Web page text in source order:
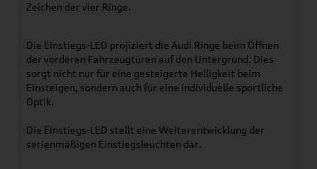
Zeichen der vier Ringe.
Die Einstiegs-LED projiziert die Audi Ringe beim Öffnen
der vorderen Fahrzeugtüren auf den Untergrund. Dies
sorgt nicht nur für eine gesteigerte Helligkeit beim
Einsteigen, sondern auch für eine individuelle sportliche
Optik.
Die Einstiegs-LED stellt eine Weiterentwicklung der
serienmäßigen Einstiegsleuchten dar.